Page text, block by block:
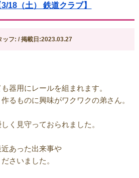
18（土） 鉄道クラブ】
フ: / 掲載日:2023.03.27
器用にレールを組まれます。
るものに興味がワクワクの弟さん。
く見守っておられました。
あった出来事や
さいました。